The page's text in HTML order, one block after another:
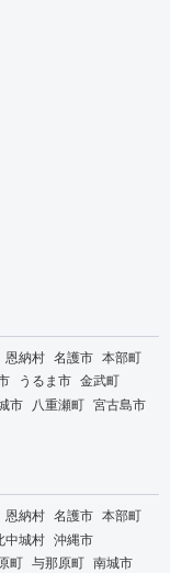
恩納村 名護市 本部町
うるま市 金武町
市 八重瀬町 宮古島市
恩納村 名護市 本部町
中城村 沖縄市
町 与那原町 南城市